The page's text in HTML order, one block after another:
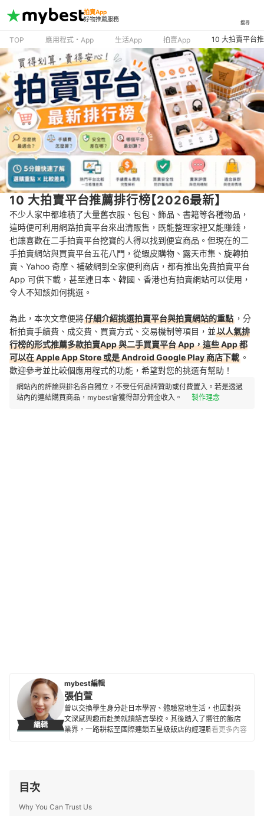
拍賣App
好物推薦服務
搜尋
TOP 應用程式・App 生活App 拍賣App 10 大拍賣平台
10 大拍賣平台推薦排行榜【2026最新】
不少人家中都堆積了大量舊衣服、包包、飾品、書籍等各種物品，
這時便可利用網路拍賣平台來出清販售，既能整理家裡又能賺錢，
也讓喜歡在二手拍賣平台挖寶的人得以找到便宜商品。但現在的二
手拍賣網站與買賣平台五花八門，從蝦皮購物、露天市集、旋轉拍
賣、Yahoo 奇摩、補破網到全家便利商店，都有推出免費拍賣平台
App 可供下載，甚至連日本、韓國、香港也有拍賣網站可以使用，
令人不知該如何挑選。
為此，本次文章便將仔細介紹挑選拍賣平台與拍賣網站的重點 ，分
析拍賣手續費、成交費、買賣方式、交易機制等項目，並以人氣排
行榜的形式推薦多款拍賣App 與二手買賣平台 App，這些 App 都
可以在 Apple App Store 或是 Android Google Play 商店下載 。
歡迎參考並比較個應用程式的功能，希望對您的挑選有幫助！
網站內的評論與排名各自獨立，不受任何品牌贊助或付費置入。若是透過
站內的連結購買商品，mybest會獲得部分佣金收入。
製作理念
編輯
mybest編輯
張伯萱
曾以交換學生身分赴日本學習、體驗當地生活，也因對英
文深感興趣而赴美就讀語言學校。其後踏入了嚮往的飯店
業界，一路耕耘至國際連鎖五星級飯店的經理職，因此對
看更多內容
目次
Why You Can Trust Us